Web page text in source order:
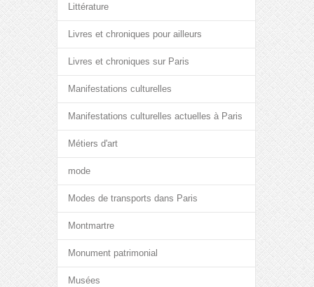
Littérature
Livres et chroniques pour ailleurs
Livres et chroniques sur Paris
Manifestations culturelles
Manifestations culturelles actuelles à Paris
Métiers d'art
mode
Modes de transports dans Paris
Montmartre
Monument patrimonial
Musées